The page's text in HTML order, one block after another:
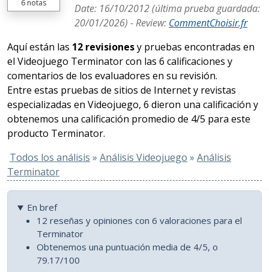
6 notas Date: 16/10/2012(última prueba guardada:
20/01/2026) -Review: CommentChoisir.fr
Aquí están las 12 revisionesy pruebas encontradas en
el Videojuego Terminator con las 6 calificaciones y
comentarios de los evaluadores en su revisión.
Entre estas pruebas de sitios de Internet y revistas
especializadas en Videojuego, 6 dieron una calificación y
obtenemos una calificación promedio de 4/5 para este
producto Terminator.
Todos los análisis » Análisis Videojuego » Análisis
Terminator
En bref
12 reseñas y opiniones con 6 valoraciones para el
Terminator
Obtenemos una puntuación media de 4/5, o
79.17/100